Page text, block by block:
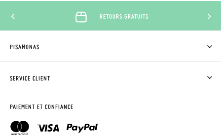
RETOURS GRATUITS
PISAMONAS
CLUB PISAMONAS
BLOG & NEWS
SERVICE CLIENT
DEMANDER RETOUR
CONTACT
PAIEMENT ET CONFIANCE